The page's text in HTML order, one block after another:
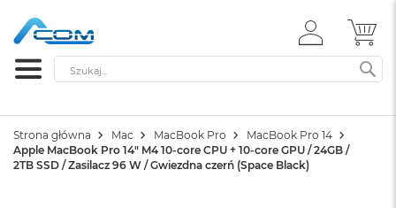
ZALOGUJ
SIĘ
Szukaj
Strona główna Mac MacBook Pro
MacBook Pro 14
Apple MacBook Pro 14" M4 10-core CPU + 10-core GPU / 24GB /
2TB SSD / Zasilacz 96 W / Gwiezdna czerń (Space Black)